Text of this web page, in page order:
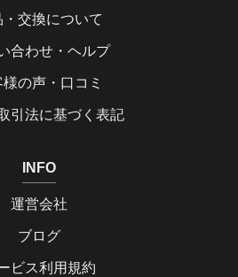
・交換について
合わせ・ヘルプ
様の声・口コミ
引法に基づく表記
INFO
運営会社
ブログ
ビス利用規約